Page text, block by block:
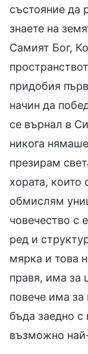
състояние да
знаете на
Самият Бог,
придобия
начин да
се върнал в
никога
презирам
хората, които
обмислям
човечество с
ред и
мярка и това
правя, има за
повече има
бъда заедно
възможно